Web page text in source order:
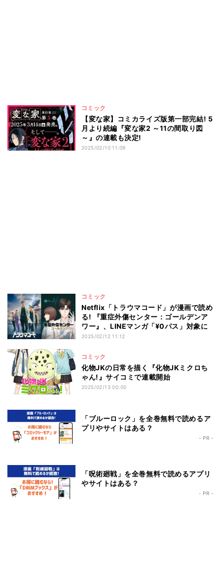
コミック
【変な家】コミカライズ版第一部完結! 5
月より続編『変な家2 ～11の間取り図
～』の連載も決定!
2025/02/10 11:09
コミック
Netflix「トラウマコード」が漫画で読め
る! 『重症外傷センター：ゴールデンア
ワー』、LINEマンガ「¥0パス」対象に
2025/02/12 11:12
コミック
化物JKの日常を描く『化物JKミクロち
ゃん!』サイコミで連載開始
2025/02/13 00:00
「ブルーロック」を全巻無料で読めるア
プリやサイトはある？
- PR -
「呪術廻戦」を全巻無料で読めるアプリ
やサイトはある？
- PR -